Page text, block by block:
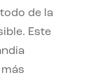
de la
Este